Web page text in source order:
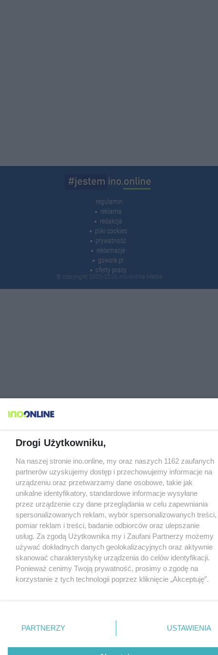
regulamin
reklama
redakcja
pliki cookies
prywatność
reklamacje
gowork.pl
oferty pracy
© copyright 2000-2026 Ino-online Media
Drogi Użytkowniku,
Na naszej stronie ino.online, my oraz naszych 1162 zaufanych
partnerów uzyskujemy dostęp i przechowujemy informacje na
urządzeniu oraz przetwarzamy dane osobowe, takie jak
unikalne identyfikatory, standardowe informacje wysyłane
przez urządzenie czy dane przeglądania w celu zapewniania
spersonalizowanych reklam, wybór spersonalizowanych treści,
pomiar reklam i treści, badanie odbiorców oraz ulepszanie
usług. Za zgodą Użytkownika my i Zaufani Partnerzy możemy
używać dokładnych danych geolokalizacyjnych oraz aktywnie
skanować charakterystykę urządzenia do celów identyfikacji.
Ponieważ cenimy Twoją prywatność, prosimy o zgodę na
korzystanie z tych technologii poprzez kliknięcie „Akceptuję”.
nie wymagają zgody użytkownika, ale masz prawo sprzeciwić
się takiemu przetwarzaniu. Preferencje będą miały
PARTNERZY USTAWIENIA